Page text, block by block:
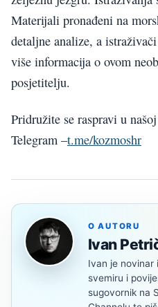
Materijali pronađeni na
detaljne analize, a
više informacija o ovom
posjetitelju.
Pridružite se raspravi u
Telegram –t.me/kozmoshr
O AUTORU
Ivan
Ivan je novinar
svemiru i
sugovornik na